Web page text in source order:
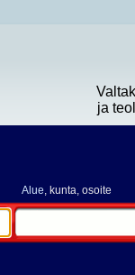
ja
Alue, kunta, osoite